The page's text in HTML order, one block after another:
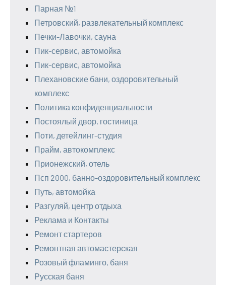
Парная №1
Петровский, развлекательный комплекс
Печки-Лавочки, сауна
Пик-сервис, автомойка
Пик-сервис, автомойка
Плехановские бани, оздоровительный
комплекс
Политика конфиденциальности
Постоялый двор, гостиница
Поти, детейлинг-студия
Прайм, автокомплекс
Прионежский, отель
Псп 2000, банно-оздоровительный комплекс
Путь, автомойка
Разгуляй, центр отдыха
Реклама и Контакты
Ремонт стартеров
Ремонтная автомастерская
Розовый фламинго, баня
Русская баня